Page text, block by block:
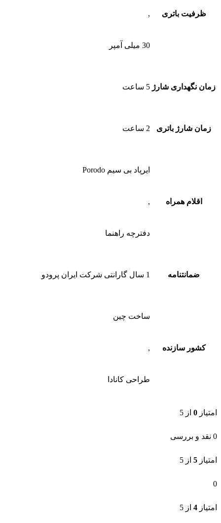
ظرفیت باتری ,
30 میلی آمپر
زمان نگهداری شارژ 5 ساعت
زمان شارژ باتری 2 ساعت
اقلام همراه
ایرپاد بی سیم Porodo
,
دفترچه راهنما
ضمانتنامه 1 سال گارانتی شرکت ایران پرودو
کشور سازنده
ساخت چین
,
طراحی کانادا
امتیاز 0 از 5
0 نقد و بررسی
امتیاز 5 از 5
0
امتیاز 4 از 5